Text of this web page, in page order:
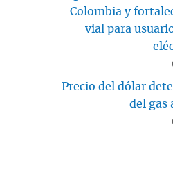
Colombia y
vial para
Precio del dólar
del gas